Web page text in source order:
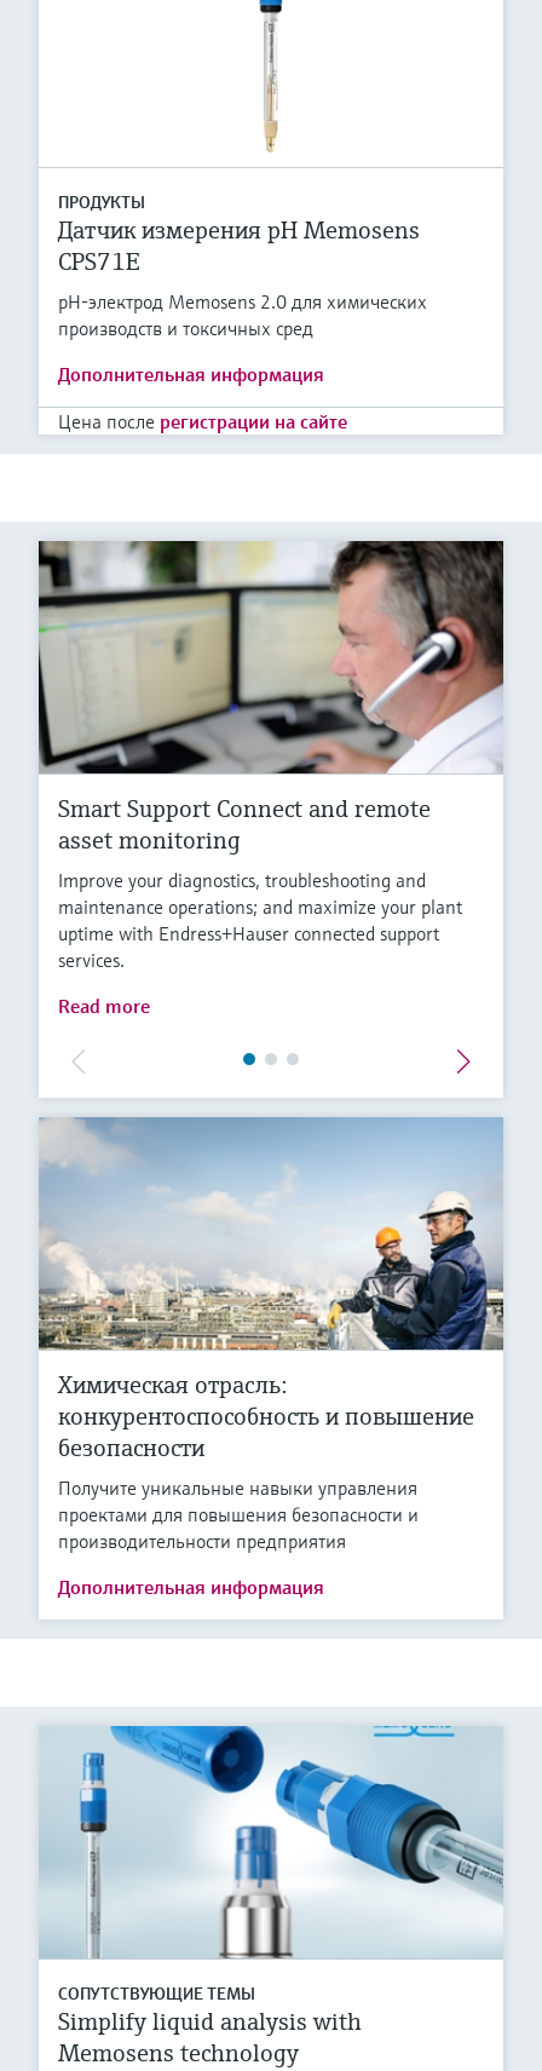
ПРОДУКТЫ
Датчик измерения pH Memosens
CPS71E
pH-электрод Memosens 2.0 для химических
производств и токсичных сред
Дополнительная информация
Цена после регистрации на сайте
Smart Support Connect and remote
asset monitoring
Improve your diagnostics, troubleshooting and
maintenance operations; and maximize your plant
uptime with Endress+Hauser connected support
services.
Read more
Химическая отрасль:
конкурентоспособность и повышение
безопасности
Получите уникальные навыки управления
проектами для повышения безопасности и
производительности предприятия
Дополнительная информация
СОПУТСТВУЮЩИЕ ТЕМЫ
Simplify liquid analysis with
Memosens technology